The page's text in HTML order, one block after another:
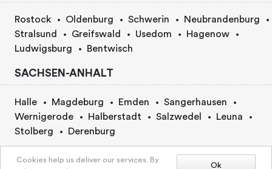
Rostock Oldenburg Schwerin
Neubrandenburg
Stralsund
Greifswald Usedom
Hagenow
Ludwigsburg
Bentwisch
SACHSEN-ANHALT
Halle Magdeburg Emden
Sangerhausen
Wernigerode
Halberstadt Salzwedel
Leuna
Stolberg
Derenburg
BERLIN
Ok
Cookies help us deliver our services. By